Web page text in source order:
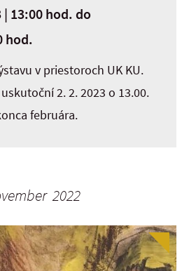
13:00 hod. do
hod.
v priestoroch UK KU.
2. 2. 2023 o 13.00.
februára.
2022